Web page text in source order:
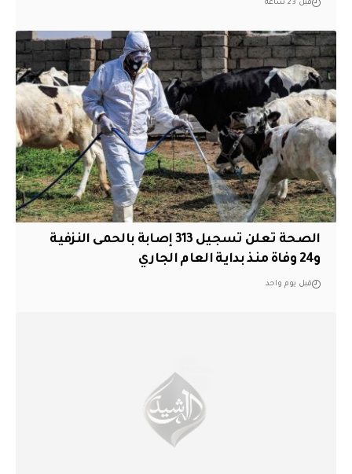
قبل 23 ساعة
الصحة تعلن تسجيل 313 إصابة بالحمى النزفية
و24 وفاة منذ بداية العام الجاري
قبل يوم واحد